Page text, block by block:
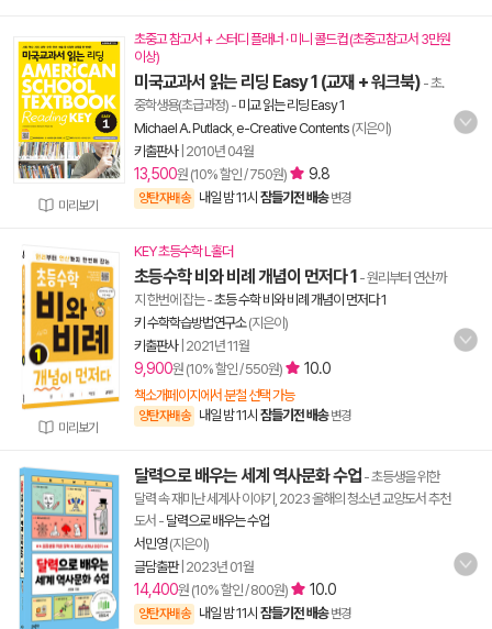
미리보기
초중고 참고서 + 스터디 플래너 · 미니 콜드컵 (초중고참고서 3만원
이상)
미국교과서 읽는 리딩 Easy 1 (교재 + 워크북) - 초.
중학생용(초급과정) - 미교 읽는 리딩 Easy 1
Michael A. Putlack, e-Creative Contents (지은이)
키출판사| 2010년 04월
13,500원 (10% 할인 / 750원) 9.8
양탄자배송 내일 밤 11시 잠들기전 배송 변경
미리보기
KEY 초등수학 L홀더
초등수학 비와 비례 개념이 먼저다 1 - 원리부터 연산까
지 한번에 잡는-초등 수학 비와 비례 개념이 먼저다 1
키 수학학습방법연구소(지은이)
키출판사| 2021년 11월
9,900원 (10% 할인 / 550원) 10.0
책소개페이지에서 분철 선택 가능
양탄자배송 내일 밤 11시 잠들기전 배송 변경
달력으로 배우는 세계 역사문화 수업 - 초등생을 위한
달력 속 재미난 세계사 이야기, 2023 올해의 청소년 교양도서 추천
도서 - 달력으로 배우는 수업
서민영(지은이)
글담출판| 2023년 01월
14,400원 (10% 할인 / 800원) 10.0
양탄자배송 내일 밤 11시 잠들기전 배송 변경